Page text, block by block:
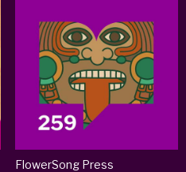
FlowerSong Press